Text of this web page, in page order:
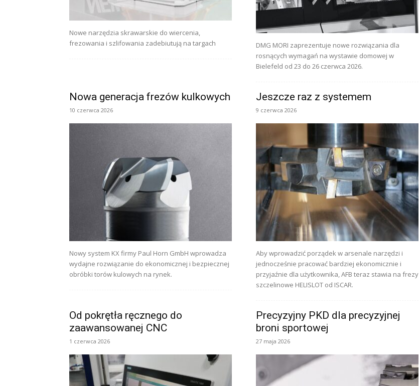
Nowe narzędzia skrawarskie do wiercenia,
frezowania i szlifowania zadebiutują na targach
DMG MORI zaprezentuje nowe rozwiązania dla
rosnących wymagań na wystawie domowej w
Bielefeld od 23 do 26 czerwca 2026.
Nowa generacja frezów kulkowych
10 czerwca 2026
Nowy system KX firmy Paul Horn GmbH wprowadza
wydajne rozwiązanie do ekonomicznej i bezpiecznej
obróbki torów kulowych na rynek.
Jeszcze raz z systemem
9 czerwca 2026
Aby wprowadzić porządek w arsenale narzędzi i
jednocześnie pracować bardziej ekonomicznie i
przyjaźnie dla użytkownika, AFB teraz stawia na frezy
szczelinowe HELISLOT od ISCAR.
Od pokrętła ręcznego do
zaawansowanej CNC
1 czerwca 2026
Precyzyjny PKD dla precyzyjnej
broni sportowej
27 maja 2026